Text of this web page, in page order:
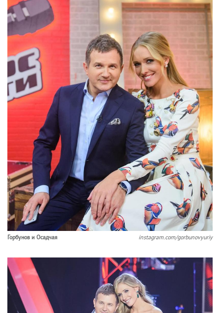
Горбунов и Осадчая instagram.com/gorbunovyuriy